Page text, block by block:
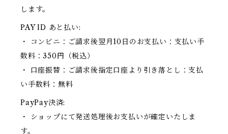
します。
PAY ID あと払い:
・ コンビニ：ご請求後翌月10日のお支払い：支払い手
数料：350円（税込）
・ 口座振替：ご請求後指定口座より引き落とし：支払
い手数料：無料
PayPay決済:
・ ショップにて発送処理後お支払いが確定いたしま
す。